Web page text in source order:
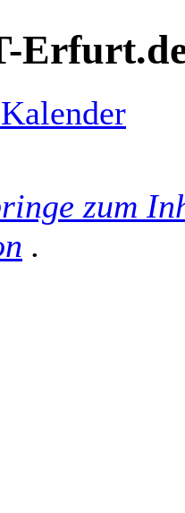
zum
.